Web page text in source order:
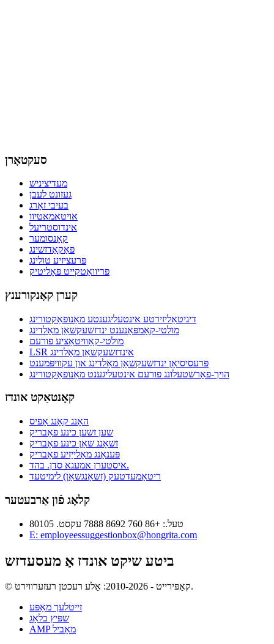
סעקטאָרן
מעדיציניש
געזונט לעבן
בעיבי זאָרג
אויטאמאטיוו
אינדוסטריעל
קאָנסומער
פּאַקאַדזשינג
פּרעציזיע טולינג
פּריוואַטקייט פּאָליטיק
קערן קאָנקורענץ
דיגיטאַליזירטע אינטעליגענטע מאַנופאַקטורינג
מולטי-קאָמפּאָנענט ינדזשעקשאַן מאָלדינג
מולטי-קאַוויטאַציע פורעם
LSR אינדזשעקשאַן מאָלדינג
פּרעסיסיאָן ינדזשעקשאַן מאָלדינג און עקוויפּמענט
הויך-פאָרשטעלונג פורעם אינטעליגענט מאַנופאַקטורינג
קאָנטאַקט אונדז
האָנג קאָנג אָפיס
שען זשען כינע פאַבריק
זשאָנג שאַן כינע פאַבריק
פּענאַנג מאַלייַזיע פאַבריק
איסטערן אמעגא סדן. בהד.
ריטאַמעדטעק (זשאָנגשאַן) לימיטעד
קלאָג פֿון אַרבעטער
טעל.: +86 760 8692 7888 עקסט. 80105
E: employeessuggestionbox@hongrita.com
ביטע שיקט אונדז אַ מעסעדזש
© קאַפּירייט - 2010-2026: אַלע רעכטן רעזערווירט.
זייטלעך מאַפּע
שפּיץ בלאָג
AMP מאָביל